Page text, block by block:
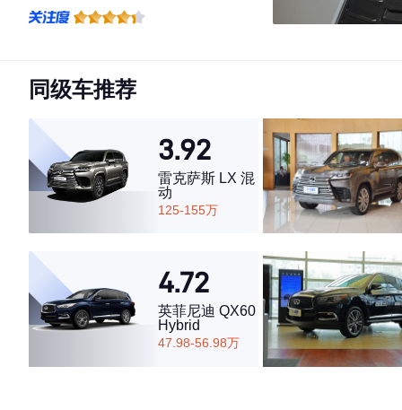
·空间表现一般，低于77%同级车
同级车推荐
3.92
雷克萨斯 LX 混
动
125-155万
4.72
英菲尼迪 QX60
Hybrid
47.98-56.98万